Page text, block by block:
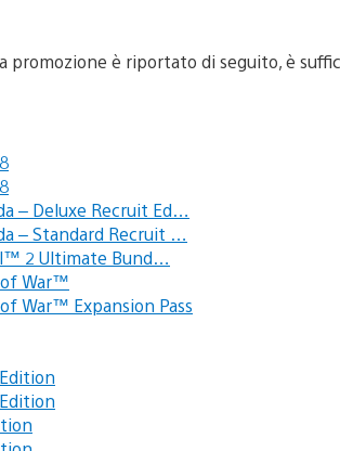
promozione è riportato di seguito, è
– Deluxe Recruit Ed…
– Standard Recruit …
2 Ultimate Bund…
War™
War™ Expansion Pass